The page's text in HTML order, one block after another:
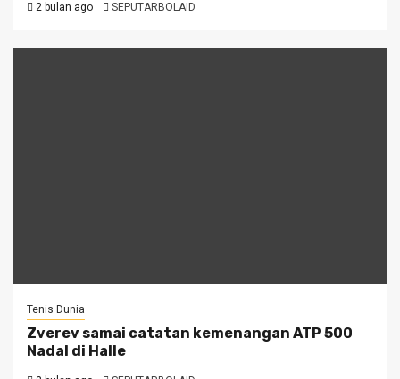
2 bulan ago SEPUTARBOLAID
Tenis Dunia
Zverev samai catatan kemenangan ATP 500
Nadal di Halle